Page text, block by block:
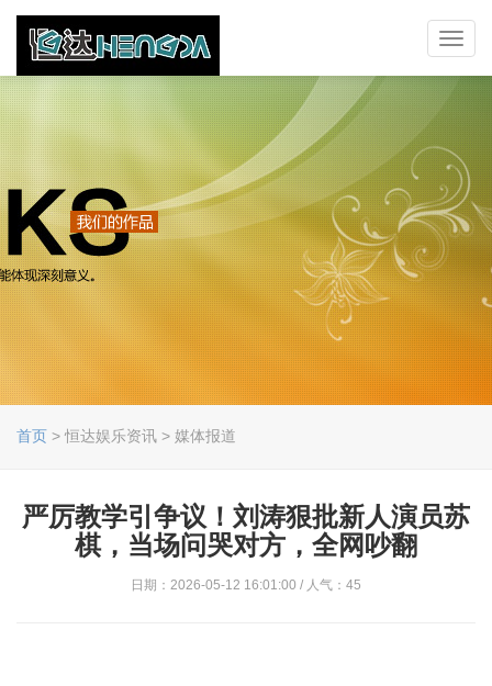
首页 > 恒达娱乐资讯 > 媒体报道
严厉教学引争议！刘涛狠批新人演员苏
棋，当场问哭对方，全网吵翻
日期：2026-05-12 16:01:00 / 人气：45